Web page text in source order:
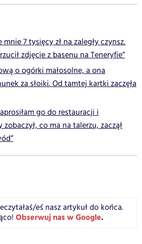
mnie 7 tysięcy zł na zaległy czynsz.
zdjęcie z basenu na Teneryfie”
o ogórki małosolne, a ona
za słoiki. Od tamtej kartki zaczęła
go do restauracji i
zobaczył, co ma na talerzu, zaczął
eś nasz artykuł do końca.
Obserwuj nas w Google.